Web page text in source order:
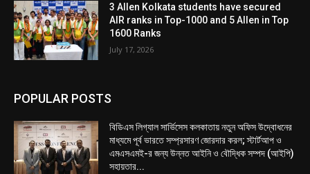
3 Allen Kolkata students have secured
AIR ranks in Top-1000 and 5 Allen in Top
1600 Ranks
July 17, 2026
POPULAR POSTS
বিডিএস লিগ্যাল সার্ভিসেস কলকাতায় নতুন অফিস উদ্বোধনের
মাধ্যমে পূর্ব ভারতে সম্প্রসারণ জোরদার করল; স্টার্টআপ ও
এমএসএমই-র জন্য উন্নত আইনি ও বৌদ্ধিক সম্পদ (আইপি)
সহায়তার...